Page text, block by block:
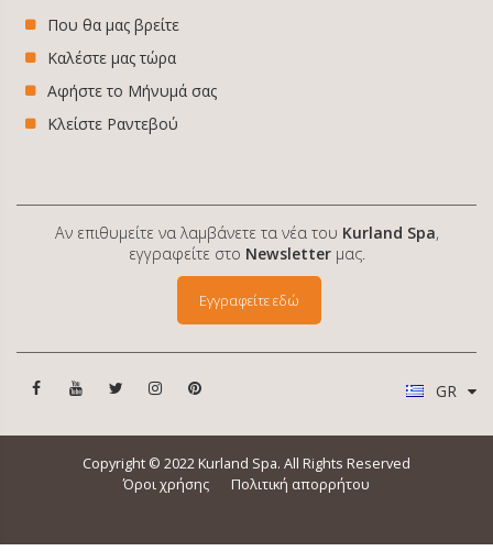
Που θα μας βρείτε
Καλέστε μας τώρα
Αφήστε το Μήνυμά σας
Κλείστε Ραντεβού
Αν επιθυμείτε να λαμβάνετε τα νέα του Kurland Spa,
εγγραφείτε στο Newsletterμας.
Εγγραφείτε εδώ
GR
Copyright © 2022 Kurland Spa. All Rights Reserved
Όροι χρήσης
Πολιτική απορρήτου